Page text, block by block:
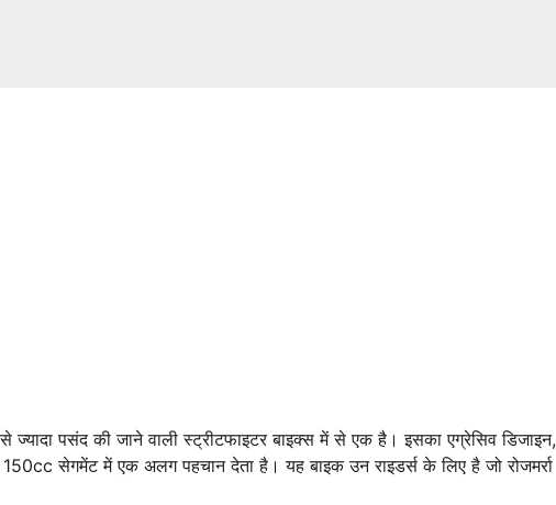
पसंद की जाने वाली स्ट्रीटफाइटर बाइक्स में से एक है। इसका एग्रेसिव डिजाइन,
सेगमेंट में एक अलग पहचान देता है। यह बाइक उन राइडर्स के लिए है जो रोजमर्रा